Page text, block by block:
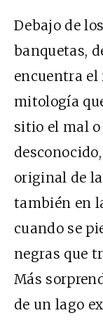
Debajo de
banquetas,
encuentra el
mitología
sitio el mal
original de
también en
cuando se
negras que
Más
de un lago